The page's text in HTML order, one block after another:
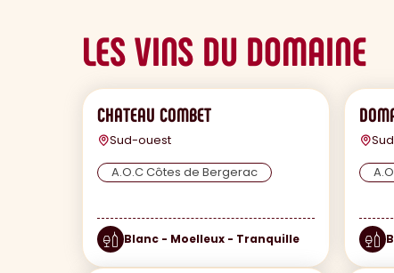
LES VINS DU DOMAINE
CHATEAU COMBET
Sud-ouest
A.O.C Côtes de Bergerac
Blanc - Moelleux - Tranquille